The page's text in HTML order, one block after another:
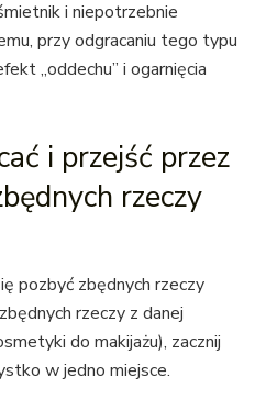
i niepotrzebnie
przy odgracaniu tego typu
„oddechu” i ogarnięcia
i przejść przez
rzeczy
rzeczy z danej
do makijażu), zacznij
w jedno miejsce.